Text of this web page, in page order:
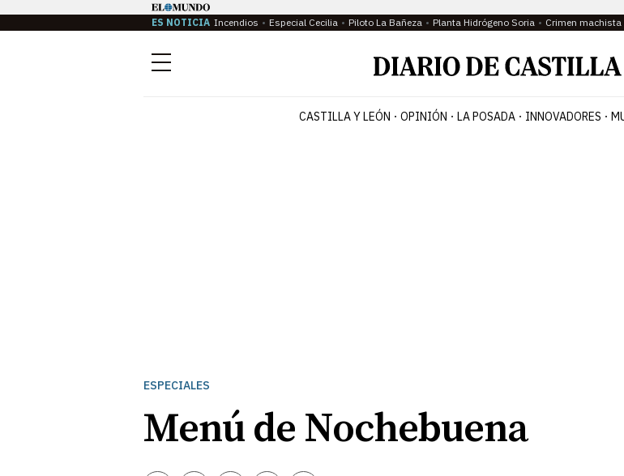
ES NOTICIA Incendios Especial Cecilia Piloto La Bañeza Planta Hidrógeno Soria Crimen machista
Menú
CASTILLA Y LEÓN OPINIÓN LA POSADA INNOVADORES
ESPECIALES
Menú de Nochebuena